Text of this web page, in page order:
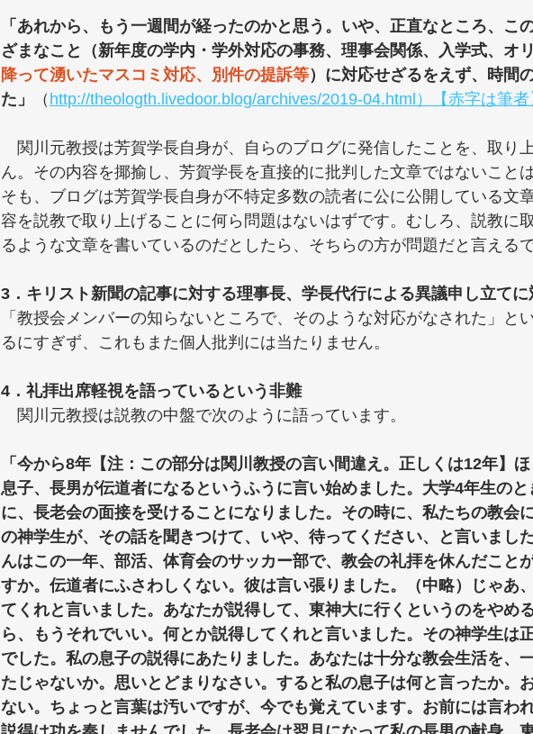
「あれから、もう一週間が経ったのかと思う。いや、正直なところ、こ
ざまなこと（新年度の学内・学外対応の事務、理事会関係、入学式、オ
降って湧いたマスコミ対応、別件の提訴等）に対応せざるをえず、時間
た」
（ http://theologth.livedoor.blog/archives/2019-04.html）【赤字は筆者
関川元教授は芳賀学長自身が、自らのブログに発信したことを、取り
ん。その内容を揶揄し、芳賀学長を直接的に批判した文章ではないこと
そも、ブログは芳賀学長自身が不特定多数の読者に公に公開している文
容を説教で取り上げることに何ら問題はないはずです。むしろ、説教に
るような文章を書いているのだとしたら、そちらの方が問題だと言えるで
3．キリスト新聞の記事に対する理事長、学長代行による異議申し立てに
「教授会メンバーの知らないところで、そのような対応がなされた」と
るにすぎず、これもまた個人批判には当たりません。
4．礼拝出席軽視を語っているという非難
関川元教授は説教の中盤で次のように語っています。
「今から8年【注：この部分は関川教授の言い間違え。正しくは12年】
息子、長男が伝道者になるというふうに言い始めました。大学4年生のと
に、長老会の面接を受けることになりました。その時に、私たちの教会
の神学生が、その話を聞きつけて、いや、待ってください、と言いまし
んはこの一年、部活、体育会のサッカー部で、教会の礼拝を休んだこと
すか。伝道者にふさわしくない。彼は言い張りました。（中略）じゃあ
てくれと言いました。あなたが説得して、東神大に行くというのをやめ
ら、もうそれでいい。何とか説得してくれと言いました。その神学生は
でした。私の息子の説得にあたりました。あなたは十分な教会生活を、
たじゃないか。思いとどまりなさい。すると私の息子は何と言ったか。
ない。ちょっと言葉は汚いですが、今でも覚えています。お前には言わ